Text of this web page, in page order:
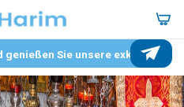
Sie unsere exklusiven